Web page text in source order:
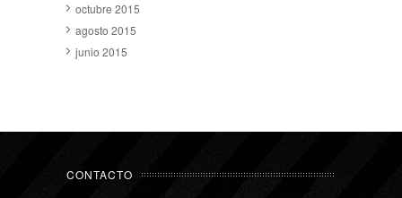
octubre 2015
agosto 2015
junio 2015
CONTACTO